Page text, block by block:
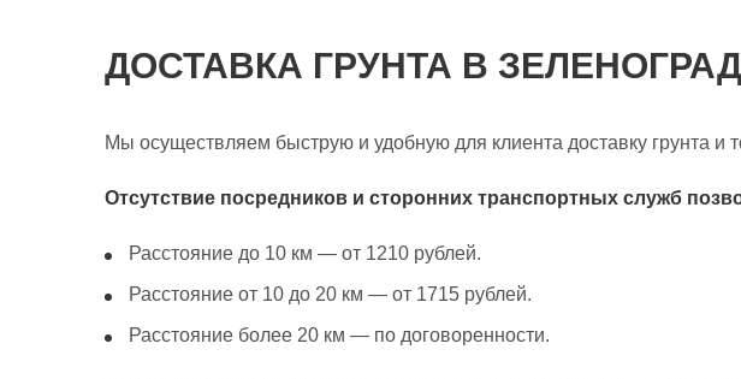
ДОСТАВКА ГРУНТА В
Мы осуществляем быструю и удобную для клиента доставку грунта и
Отсутствие посредников и сторонних транспортных служб
Расстояние до 10 км — от 1210 рублей.
Расстояние от 10 до 20 км — от 1715 рублей.
Расстояние более 20 км — по договоренности.